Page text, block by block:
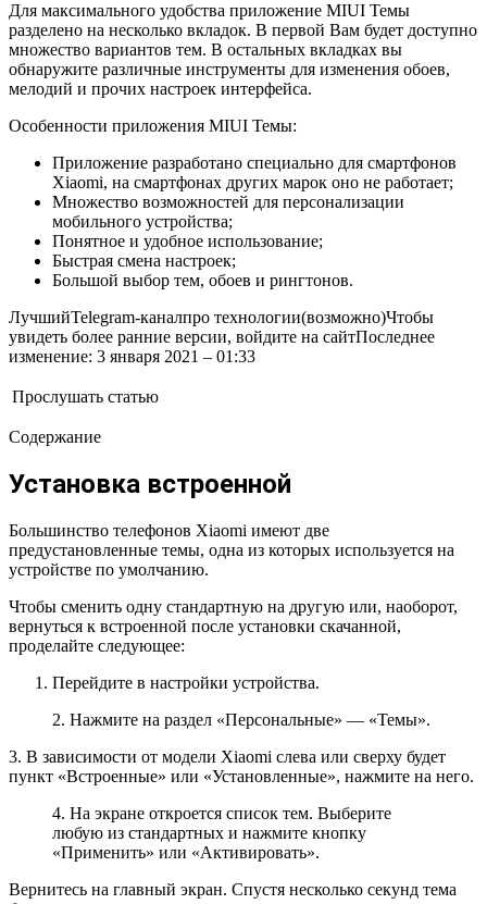
Для максимального удобства приложение MIUI Темы
разделено на несколько вкладок. В первой Вам будет доступно
множество вариантов тем. В остальных вкладках вы
обнаружите различные инструменты для изменения обоев,
мелодий и прочих настроек интерфейса.
Особенности приложения MIUI Темы:
Приложение разработано специально для смартфонов
Xiaomi, на смартфонах других марок оно не работает;
Множество возможностей для персонализации
мобильного устройства;
Понятное и удобное использование;
Быстрая смена настроек;
Большой выбор тем, обоев и рингтонов.
ЛучшийTelegram-каналпро технологии(возможно)Чтобы
увидеть более ранние версии, войдите на сайтПоследнее
изменение: 3 января 2021 – 01:33
Прослушать статью
Содержание
Установка встроенной
Большинство телефонов Xiaomi имеют две
предустановленные темы, одна из которых используется на
устройстве по умолчанию.
Чтобы сменить одну стандартную на другую или, наоборот,
вернуться к встроенной после установки скачанной,
проделайте следующее:
Перейдите в настройки устройства.
2. Нажмите на раздел «Персональные» — «Темы».
3. В зависимости от модели Xiaomi слева или сверху будет
пункт «Встроенные» или «Установленные», нажмите на него.
4. На экране откроется список тем. Выберите
любую из стандартных и нажмите кнопку
«Применить» или «Активировать».
Вернитесь на главный экран. Спустя несколько секунд тема